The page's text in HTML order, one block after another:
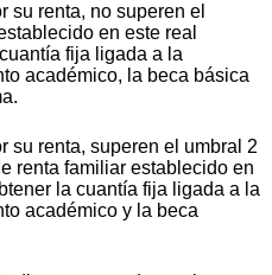
renta, no superen el
en este real
fija ligada a la
académico, la beca básica
renta, superen el umbral 2
renta familiar establecido en
la cuantía fija ligada a la
académico y la beca